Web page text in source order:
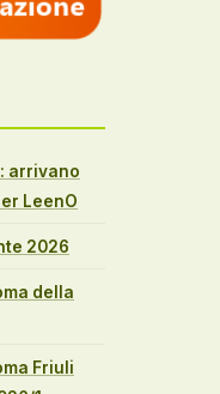
arrivano
LeenO
2026
della
Friuli